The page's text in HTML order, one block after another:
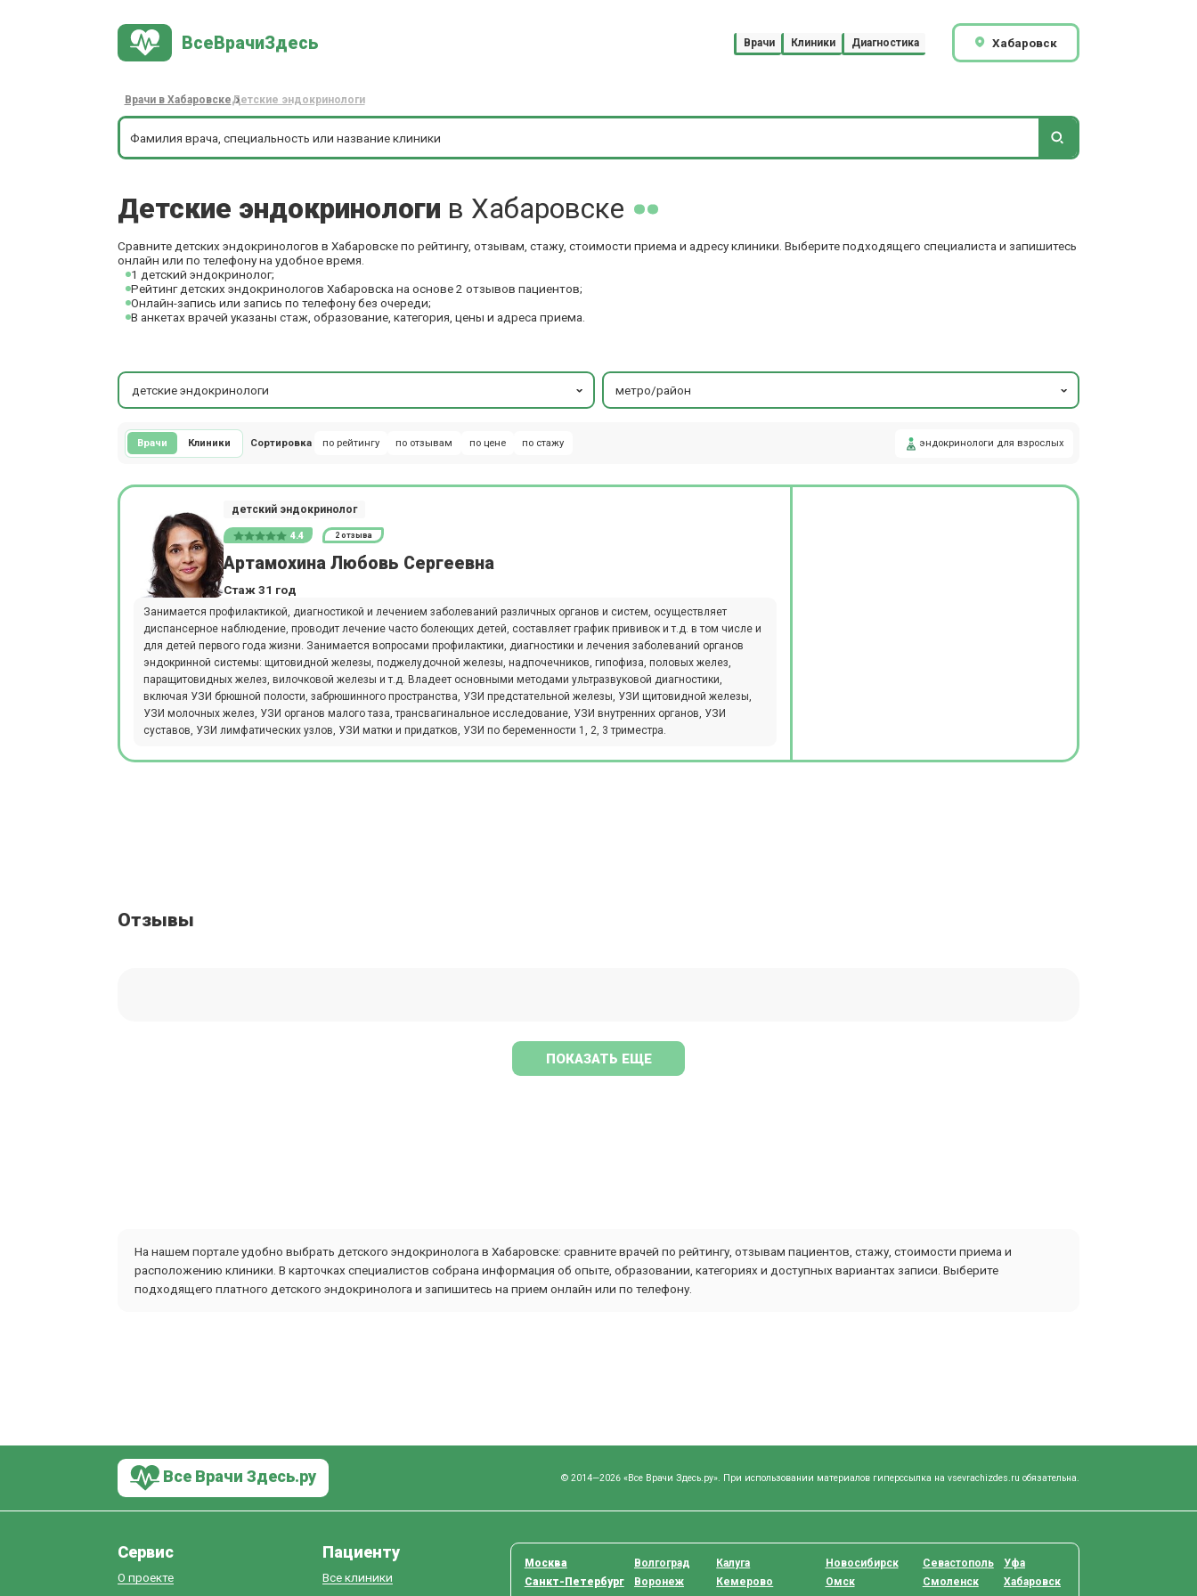
ВсеВрачиЗдесь Врачи Клиники Диагностика Хабаровск
Врачи в ХабаровскеДетские эндокринологи
Детские эндокринологи в Хабаровске
Сравните детских эндокринологов в Хабаровске по рейтингу, отзывам, стажу, стоимости приема и адресу клиники. Выберите подходящего специалиста и запишитесь
онлайн или по телефону на удобное время.
1 детский эндокринолог;
Рейтинг детских эндокринологов Хабаровска на основе 2 отзывов пациентов;
Онлайн-запись или запись по телефону без очереди;
В анкетах врачей указаны стаж, образование, категория, цены и адреса приема.
детские эндокринологи метро/район
Врачи Клиники Сортировка по рейтингу по отзывам по цене по стажу эндокринологи для взрослых
детский эндокринолог
4.4 2 отзыва
Артамохина Любовь Сергеевна
Стаж 31 год
Занимается профилактикой, диагностикой и лечением заболеваний различных органов и систем, осуществляет
диспансерное наблюдение, проводит лечение часто болеющих детей, составляет график прививок и т.д. в том числе и
для детей первого года жизни. Занимается вопросами профилактики, диагностики и лечения заболеваний органов
эндокринной системы: щитовидной железы, поджелудочной железы, надпочечников, гипофиза, половых желез,
паращитовидных желез, вилочковой железы и т.д. Владеет основными методами ультразвуковой диагностики,
включая УЗИ брюшной полости, забрюшинного пространства, УЗИ предстательной железы, УЗИ щитовидной железы,
УЗИ молочных желез, УЗИ органов малого таза, трансвагинальное исследование, УЗИ внутренних органов, УЗИ
суставов, УЗИ лимфатических узлов, УЗИ матки и придатков, УЗИ по беременности 1, 2, 3 триместра.
Отзывы
ПОКАЗАТЬ ЕЩЕ
На нашем портале удобно выбрать детского эндокринолога в Хабаровске: сравните врачей по рейтингу, отзывам пациентов, стажу, стоимости приема и
расположению клиники. В карточках специалистов собрана информация об опыте, образовании, категориях и доступных вариантах записи. Выберите
подходящего платного детского эндокринолога и запишитесь на прием онлайн или по телефону.
Все Врачи Здесь.ру © 2014—2026 «Все Врачи Здесь.ру». При использовании материалов гиперссылка на vsevrachizdes.ru обязательна.
Сервис
О проекте
Пациенту
Все клиники
Москва
Санкт-Петербург
Волгоград
Воронеж
Калуга
Кемерово
Новосибирск
Омск
Севастополь
Смоленск
Уфа
Хабаровск